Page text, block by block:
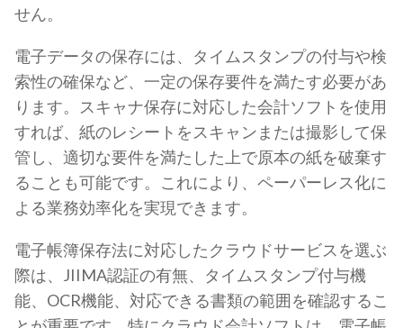
せん。
電子データの保存には、タイムスタンプの付与や検
索性の確保など、一定の保存要件を満たす必要があ
ります。スキャナ保存に対応した会計ソフトを使用
すれば、紙のレシートをスキャンまたは撮影して保
管し、適切な要件を満たした上で原本の紙を破棄す
ることも可能です。これにより、ペーパーレス化に
よる業務効率化を実現できます。
電子帳簿保存法に対応したクラウドサービスを選ぶ
際は、JIIMA認証の有無、タイムスタンプ付与機
能、OCR機能、対応できる書類の範囲を確認するこ